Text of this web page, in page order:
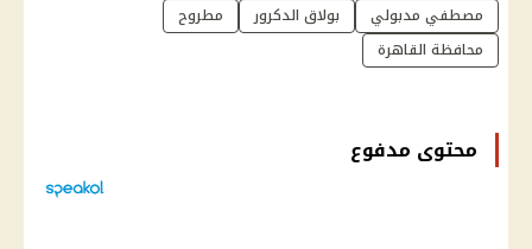
مصطفي مدبولي
بولاق الدكرور
مطروح
محافظة القاهرة
محتوى مدفوع